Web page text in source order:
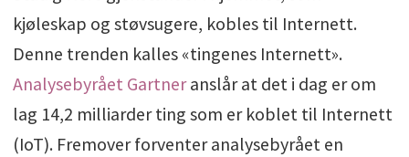
kjøleskap og støvsugere, kobles til Internett.
Denne trenden kalles «tingenes Internett».
Analysebyrået Gartneranslår at det i dag er om
lag 14,2 milliarder ting som er koblet til Internett
(IoT). Fremover forventer analysebyrået en